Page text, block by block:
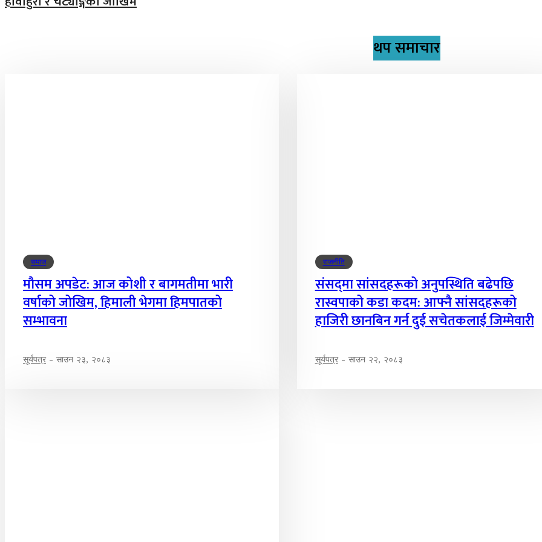
थप समाचार
समाज
मौसम अपडेट: आज कोशी र बागमतीमा भारी
वर्षाको जोखिम, हिमाली भेगमा हिमपातको
सम्भावना
सूर्यपत्र - साउन २३, २०८३
राजनीति
संसद्‌मा सांसदहरूको अनुपस्थिति बढेपछि
रास्वपाको कडा कदम: आफ्नै सांसदहरूको
हाजिरी छानबिन गर्न दुई सचेतकलाई जिम्मेवारी
सूर्यपत्र - साउन २२, २०८३